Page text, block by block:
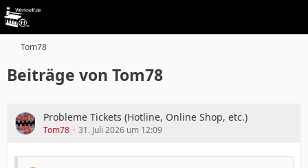
Tom78
Beiträge von Tom78
Probleme Tickets (Hotline, Online Shop, etc.)
Tom78 31. Juli 2026 um 12:09